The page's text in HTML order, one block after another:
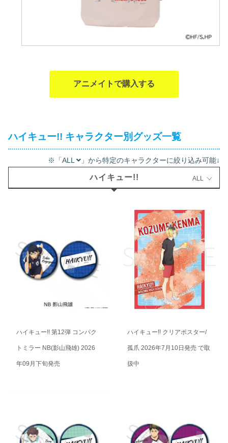
アニメイトで購入する
ハイキュー!! キャラクター別グッズ一覧
※「ALL 」から特定のキャラクターに絞り込み可能↓
ハイキュー!! ALL
ハイキュー!! 第12弾 コンパク
トミラー NB(影山飛雄) 2026
年09月下旬発売
ハイキュー!! クリアポスター/
孤爪 2026年7月10日発売 で取
扱中